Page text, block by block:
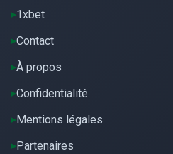
1xbet
Contact
À propos
Confidentialité
Mentions légales
Partenaires